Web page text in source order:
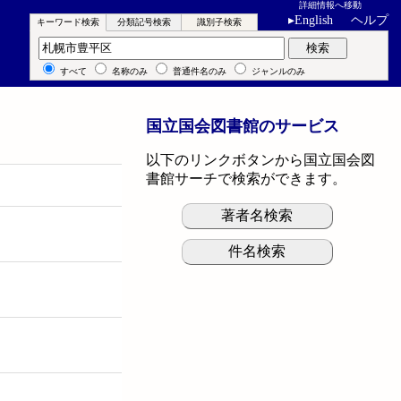
詳細情報へ移動
▸English ヘルプ
キーワード検索 分類記号検索 識別子検索
キーワード検索 検索
すべて 名称のみ 普通件名のみ ジャンルのみ
国立国会図書館のサービス
以下のリンクボタンから国立国会図
書館サーチで検索ができます。
著者名検索
件名検索